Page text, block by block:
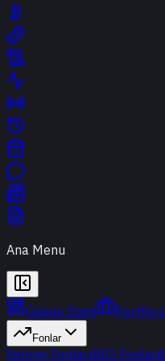
Ana Menu
Günün Özeti
Fonlar
Yatırım FonlarıBES Fonları